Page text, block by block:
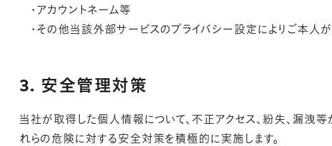
・アカウントネーム等
・その他当該外部サービスのプライバシー設定によりご本人
3. 安全管理対策
当社が取得した個人情報について、不正アクセス、紛失、漏洩
れらの危険に対する安全対策を積極的に実施します。